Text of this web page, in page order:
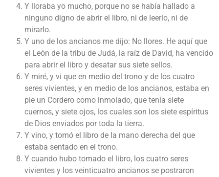
Y lloraba yo mucho, porque no se había hallado a
ninguno digno de abrir el libro, ni de leerlo, ni de
mirarlo.
Y uno de los ancianos me dijo: No llores. He aquí que
el León de la tribu de Judá, la raíz de David, ha vencido
para abrir el libro y desatar sus siete sellos.
Y miré, y vi que en medio del trono y de los cuatro
seres vivientes, y en medio de los ancianos, estaba en
pie un Cordero como inmolado, que tenía siete
cuernos, y siete ojos, los cuales son los siete espíritus
de Dios enviados por toda la tierra.
Y vino, y tomó el libro de la mano derecha del que
estaba sentado en el trono.
Y cuando hubo tomado el libro, los cuatro seres
vivientes y los veinticuatro ancianos se postraron